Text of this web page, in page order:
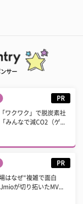
サー
PR
ワクワク」で脱炭素社
みんなで減CO2（ゲ...
PR
はなぜ“複雑で面白
が切り拓いたMV...